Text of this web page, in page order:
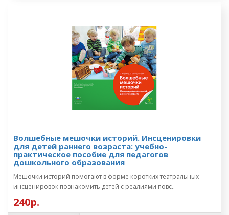
Волшебные мешочки историй. Инсценировки
для детей раннего возраста: учебно-
практическое пособие для педагогов
дошкольного образования
Мешочки историй помогают в форме коротких театральных
инсценировок познакомить детей с реалиями повс..
240р.